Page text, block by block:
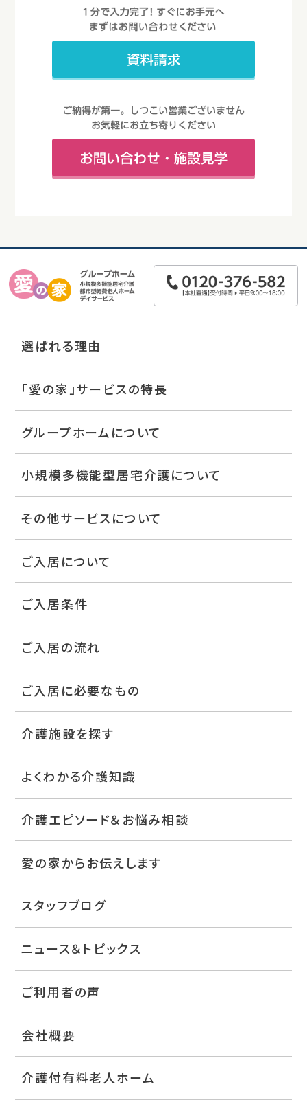
選ばれる理由
「愛の家」サービスの特長
グループホームについて
小規模多機能型居宅介護について
その他サービスについて
ご入居について
ご入居条件
ご入居の流れ
ご入居に必要なもの
介護施設を探す
よくわかる介護知識
介護エピソード＆お悩み相談
愛の家からお伝えします
スタッフブログ
ニュース＆トピックス
ご利用者の声
会社概要
介護付有料老人ホーム